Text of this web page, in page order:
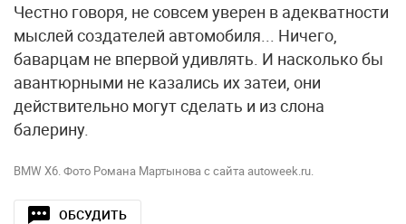
Честно говоря, не совсем уверен в адекватности
мыслей создателей автомобиля... Ничего,
баварцам не впервой удивлять. И насколько бы
авантюрными не казались их затеи, они
действительно могут сделать и из слона
балерину.
BMW X6. Фото Романа Мартынова с сайта autoweek.ru.
ОБСУДИТЬ